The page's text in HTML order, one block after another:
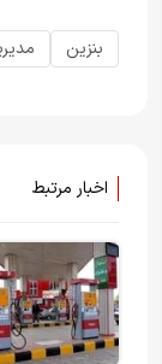
بنزین
اخبار مرتبط